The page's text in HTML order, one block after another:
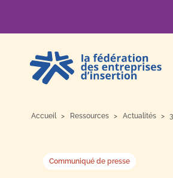
contenu
Accueil Ressources Actualités
Communiqué de presse